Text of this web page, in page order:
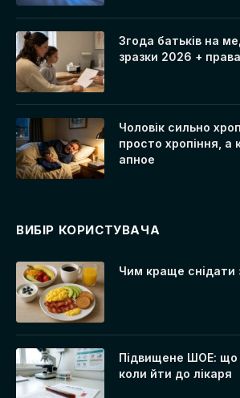
Згода батьків на
зразки 2026 +
Чоловік сильно
просто хропіння, а
апное
ВИБІР КОРИСТУВАЧА
Чим краще снідати
Підвищене ШОЕ: що
коли йти до лікаря